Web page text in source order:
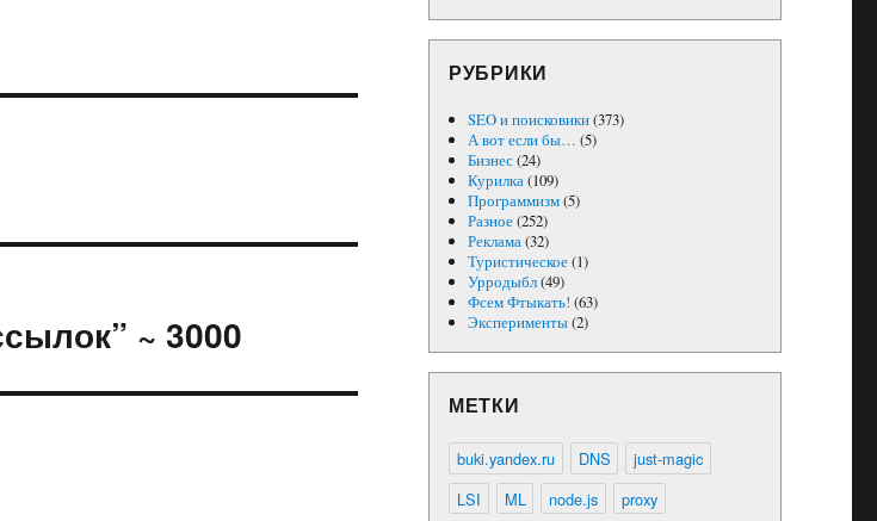
~ 3000
РУБРИКИ
SEO и поисковики(373)
А вот если бы… (5)
Бизнес(24)
Курилка(109)
Программизм(5)
Разное(252)
Реклама(32)
Туристическое(1)
Урродыбл(49)
Фсем Фтыкать! (63)
Эксперименты(2)
МЕТКИ
buki.yandex.ru DNS
just-magic
LSI
ML node.js
proxy